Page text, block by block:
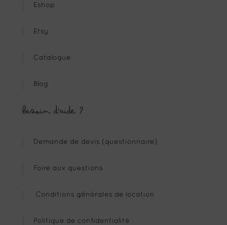
Eshop
Etsy
Catalogue
Blog
Besoin d’aide ?
Demande de devis (questionnaire)
Foire aux questions
Conditions générales de location
Politique de confidentialité